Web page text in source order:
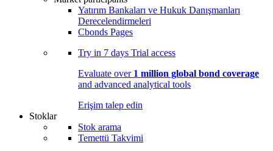
Yatırım Bankaları ve Hukuk Danışmanları
Derecelendirmeleri
Cbonds Pages
Try in 7 days Trial access
Evaluate over 1 million global bond coverage
and advanced analytical tools
Erişim talep edin
Stoklar
Stok arama
Temettü Takvimi